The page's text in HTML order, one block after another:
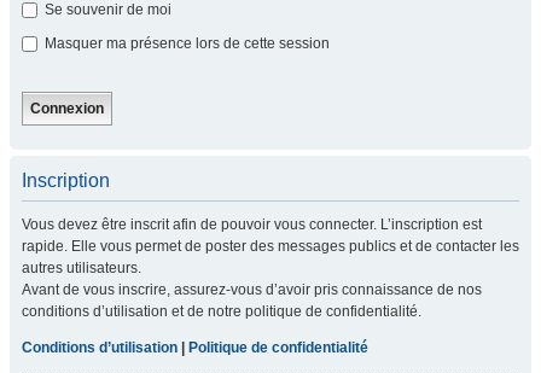
Se souvenir de moi
Masquer ma présence lors de cette session
Inscription
Vous devez être inscrit afin de pouvoir vous connecter. L’inscription est
rapide. Elle vous permet de poster des messages publics et de contacter les
autres utilisateurs.
Avant de vous inscrire, assurez-vous d’avoir pris connaissance de nos
conditions d’utilisation et de notre politique de confidentialité.
Conditions d’utilisation Politique de confidentialité